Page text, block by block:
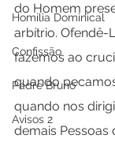
Homilia Dominical
Confissão
Padre Bruno
Avisos 2
do Homem
arbítrio. Ofendê-
fazemos ao
quando
quando nos
demais Pessoas